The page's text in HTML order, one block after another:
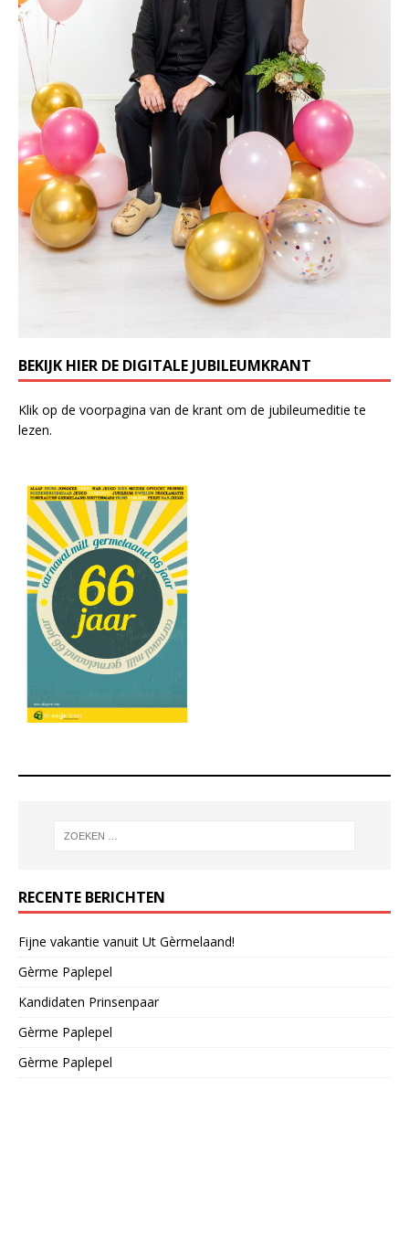
BEKIJK HIER DE DIGITALE JUBILEUMKRANT
Klik op de voorpagina van de krant om de jubileumeditie te
lezen.
RECENTE BERICHTEN
Fijne vakantie vanuit Ut Gèrmelaand!
Gèrme Paplepel
Kandidaten Prinsenpaar
Gèrme Paplepel
Gèrme Paplepel